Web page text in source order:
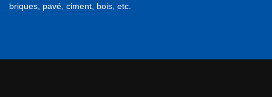
briques, pavé, ciment, bois, etc.